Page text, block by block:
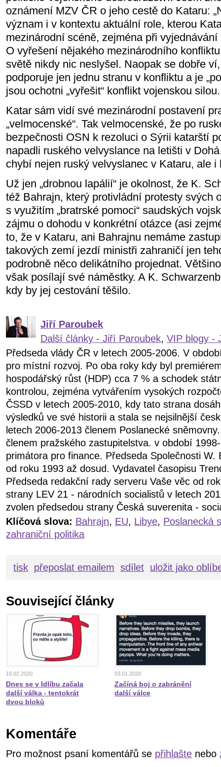
oznámení MZV ČR o jeho cestě do Kataru:
význam i v kontextu aktuální role, kterou
mezinárodní scéně, zejména při vyjednávání
O vyřešení nějakého mezinárodního
světě nikdy nic neslyšel. Naopak se dobře
podporuje jen jednu stranu v konfliktu a je
jsou ochotni „vyřešit“ konflikt vojenskou silou.
Katar sám vidí své mezinárodní postavení
„velmocenské“. Tak velmocenské, že po
bezpečnosti OSN k rezoluci o Sýrii katarští
napadli ruského velvyslance na letišti v
chybí nejen ruský velvyslanec v Kataru, ale i
Už jen „drobnou lapálií“ je okolnost, že K.
též Bahrajn, který protivládní protesty svých
s využitím „bratrské pomoci“ saudských
zájmu o dohodu v konkrétní otázce (asi
to, že v Kataru, ani Bahrajnu nemáme
takových zemí jezdí ministři zahraničí jen
podrobně něco delikátního projednat.
však posílají své náměstky. A K.
kdy by jej cestování těšilo.
Jiří Paroubek
Další články - Jiří Paroubek, VIP blogy -
Předseda vlády ČR v letech 2005-2006. V
pro místní rozvoj. Po oba roky kdy byl
hospodářský růst (HDP) cca 7 % a schodek
kontrolou, zejména vytvářením vysokých
ČSSD v letech 2005-2010, kdy tato strana
výsledků ve své historii a stala se nejsilnější
letech 2006-2013 členem Poslanecké
členem pražského zastupitelstva. v období
primátora pro finance. Předseda Společnosti W.
od roku 1993 až dosud. Vydavatel časopisu
Předseda redakční rady serveru Vaše věc od
strany LEV 21 - národních socialistů v letech
zvolen předsedou strany Česká suverenita -
Klíčová slova: Bahrajn, EU, Libye, Poslanecká
zahraniční politika
tisk přeposlat emailem sdílet uložit jako
Související články
16.02.2020
Dnes se v Idlíbu začala
další válka - tentokrát
dvou bloků
03.01.2020
Začíná boj o zabránění
další válce
Komentáře
Pro možnost psaní komentářů se přihlašte nebo